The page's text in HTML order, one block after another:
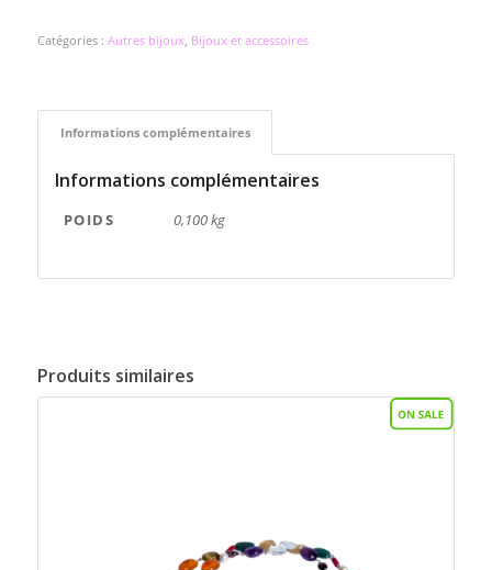
Catégories : Autres bijoux, Bijoux et accessoires
Informations complémentaires
Informations complémentaires
POIDS 0,100 kg
Produits similaires